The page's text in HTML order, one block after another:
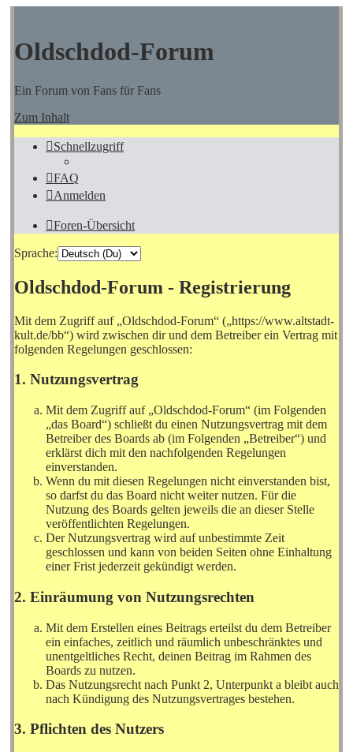
Oldschdod-Forum
Ein Forum von Fans für Fans
Zum Inhalt
Schnellzugriff
FAQ
Anmelden
Foren-Übersicht
Sprache:
Oldschdod-Forum - Registrierung
Mit dem Zugriff auf „Oldschdod-Forum“ („https://www.altstadt-
kult.de/bb“) wird zwischen dir und dem Betreiber ein Vertrag mit
folgenden Regelungen geschlossen:
1. Nutzungsvertrag
Mit dem Zugriff auf „Oldschdod-Forum“ (im Folgenden
„das Board“) schließt du einen Nutzungsvertrag mit dem
Betreiber des Boards ab (im Folgenden „Betreiber“) und
erklärst dich mit den nachfolgenden Regelungen
einverstanden.
Wenn du mit diesen Regelungen nicht einverstanden bist,
so darfst du das Board nicht weiter nutzen. Für die
Nutzung des Boards gelten jeweils die an dieser Stelle
veröffentlichten Regelungen.
Der Nutzungsvertrag wird auf unbestimmte Zeit
geschlossen und kann von beiden Seiten ohne Einhaltung
einer Frist jederzeit gekündigt werden.
2. Einräumung von Nutzungsrechten
Mit dem Erstellen eines Beitrags erteilst du dem Betreiber
ein einfaches, zeitlich und räumlich unbeschränktes und
unentgeltliches Recht, deinen Beitrag im Rahmen des
Boards zu nutzen.
Das Nutzungsrecht nach Punkt 2, Unterpunkt a bleibt auch
nach Kündigung des Nutzungsvertrages bestehen.
3. Pflichten des Nutzers